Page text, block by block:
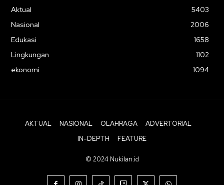
Aktual
5403
Nasional
2006
Edukasi
1658
Lingkungan
1102
ekonomi
1094
AKTUAL NASIONAL OLAHRAGA
ADVERTORIAL
IN-DEPTH
FEATURE
© 2024 Nukilan.id